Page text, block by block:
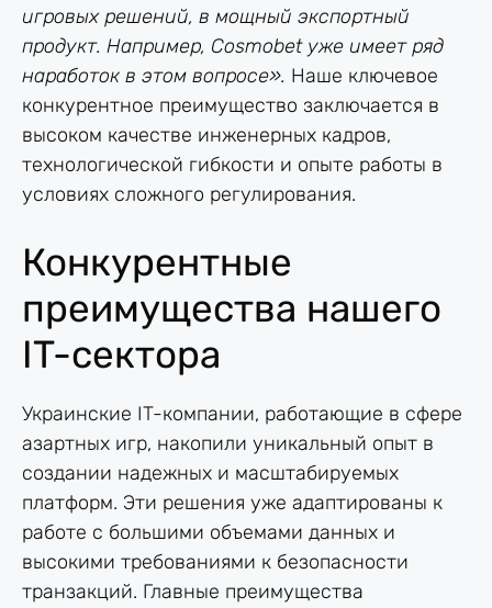
игровых решений, в мощный экспортный
продукт. Например, Cosmobet уже имеет ряд
наработок в этом вопросе». Наше ключевое
конкурентное преимущество заключается в
высоком качестве инженерных кадров,
технологической гибкости и опыте работы в
условиях сложного регулирования.
Конкурентные
преимущества нашего
IT-сектора
Украинские IT-компании, работающие в сфере
азартных игр, накопили уникальный опыт в
создании надежных и масштабируемых
платформ. Эти решения уже адаптированы к
работе с большими объемами данных и
высокими требованиями к безопасности
транзакций. Главные преимущества